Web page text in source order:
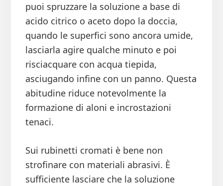
puoi spruzzare la soluzione a base di
acido citrico o aceto dopo la doccia,
quando le superfici sono ancora umide,
lasciarla agire qualche minuto e poi
risciacquare con acqua tiepida,
asciugando infine con un panno. Questa
abitudine riduce notevolmente la
formazione di aloni e incrostazioni
tenaci.
Sui rubinetti cromati è bene non
strofinare con materiali abrasivi. È
sufficiente lasciare che la soluzione